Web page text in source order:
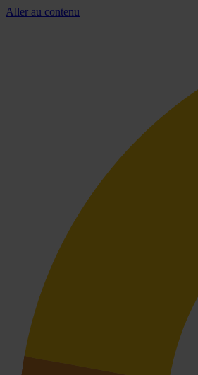
Aller au contenu